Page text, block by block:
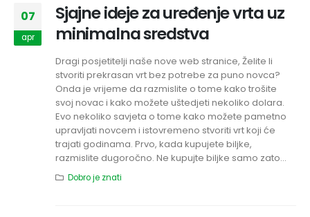
07
apr
Sjajne ideje za uređenje vrta uz
minimalna sredstva
Dragi posjetitelji naše nove web stranice, Želite li
stvoriti prekrasan vrt bez potrebe za puno novca?
Onda je vrijeme da razmislite o tome kako trošite
svoj novac i kako možete uštedjeti nekoliko dolara.
Evo nekoliko savjeta o tome kako možete pametno
upravljati novcem i istovremeno stvoriti vrt koji će
trajati godinama. Prvo, kada kupujete biljke,
razmislite dugoročno. Ne kupujte biljke samo zato...
Dobro je znati